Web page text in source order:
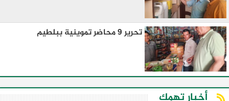
تحرير 9 محاضر تموينية ببلطيم